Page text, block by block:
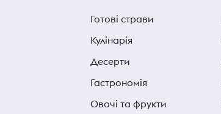
Готові страви
Кулінарія
Десерти
Гастрономія
Овочі та фрукти